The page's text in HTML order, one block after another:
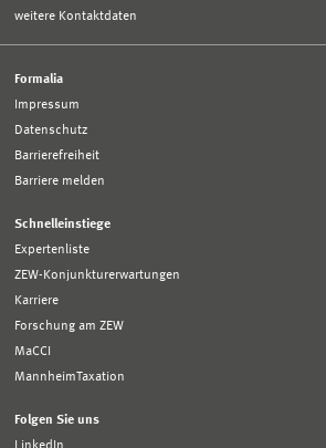
weitere Kontaktdaten
Formalia
Impressum
Datenschutz
Barrierefreiheit
Barriere melden
Schnelleinstiege
Expertenliste
ZEW-Konjunkturerwartungen
Karriere
Forschung am ZEW
MaCCI
MannheimTaxation
Folgen Sie uns